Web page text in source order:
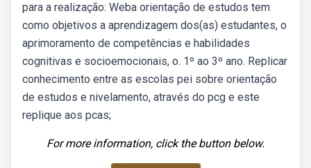
para a realização: Weba orientação de estudos tem
como objetivos a aprendizagem dos(as) estudantes, o
aprimoramento de competências e habilidades
cognitivas e socioemocionais, o. 1º ao 3º ano. Replicar
conhecimento entre as escolas pei sobre orientação
de estudos e nivelamento, através do pcg e este
replique aos pcas;
For more information, click the button below.